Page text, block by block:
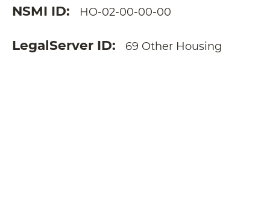
NSMI ID HO-02-00-00-00
LegalServer ID 69 Other Housing